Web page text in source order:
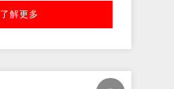
了解更多